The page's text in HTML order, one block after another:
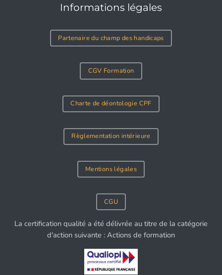
Informations légales
Partenaire du champ des handicaps
CGV Formation
Charte de déontologie CPF
Règlementation intérieure
Mentions légales
CGU
La certification qualité a été délivrée au titre de la catégorie
d'action suivante : Actions de formation